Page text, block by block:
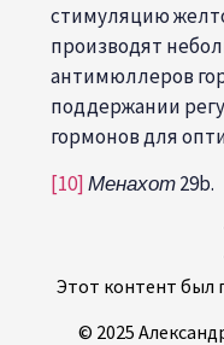
стимуляцию
производят
антимюллеров
поддержании
гормонов для
[10]Менахот29b.
Этот контент был
© 2025